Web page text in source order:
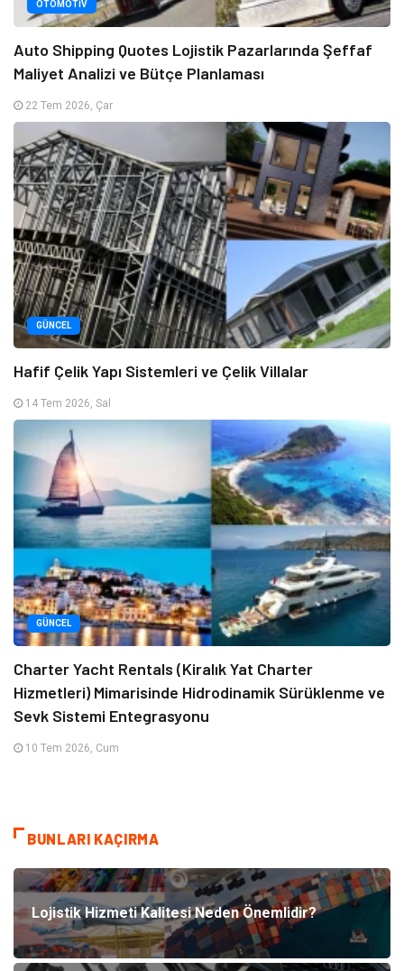
OTOMOTIV
Auto Shipping Quotes Lojistik Pazarlarında Şeffaf
Maliyet Analizi ve Bütçe Planlaması
22 Tem 2026, Çar
GÜNCEL
Hafif Çelik Yapı Sistemleri ve Çelik Villalar
14 Tem 2026, Sal
GÜNCEL
Charter Yacht Rentals (Kiralık Yat Charter
Hizmetleri) Mimarisinde Hidrodinamik Sürüklenme ve
Sevk Sistemi Entegrasyonu
10 Tem 2026, Cum
BUNLARI KAÇIRMA
Lojistik Hizmeti Kalitesi Neden Önemlidir?